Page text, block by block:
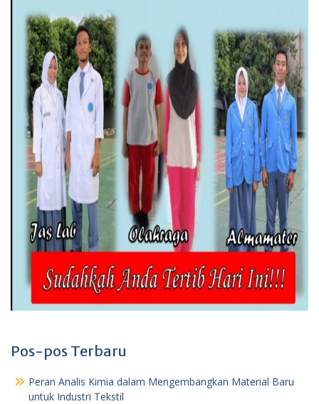
Pos-pos Terbaru
Peran Analis Kimia dalam Mengembangkan Material Baru
untuk Industri Tekstil